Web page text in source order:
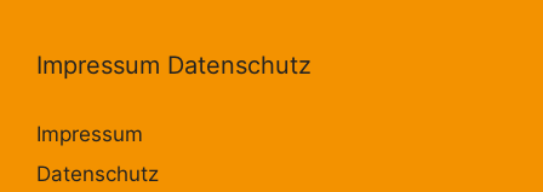
Impressum Datenschutz
Impressum
Datenschutz